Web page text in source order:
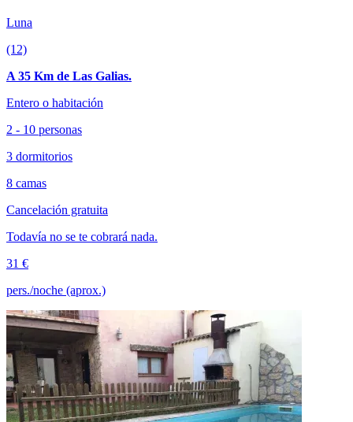
Luna
(12)
A 35 Km de Las Galias.
Entero o habitación
2 - 10 personas
3 dormitorios
8 camas
Cancelación gratuita
Todavía no se te cobrará nada.
31 €
pers./noche (aprox.)